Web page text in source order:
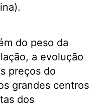
do peso da
a evolução
preços do
grandes centros
dos